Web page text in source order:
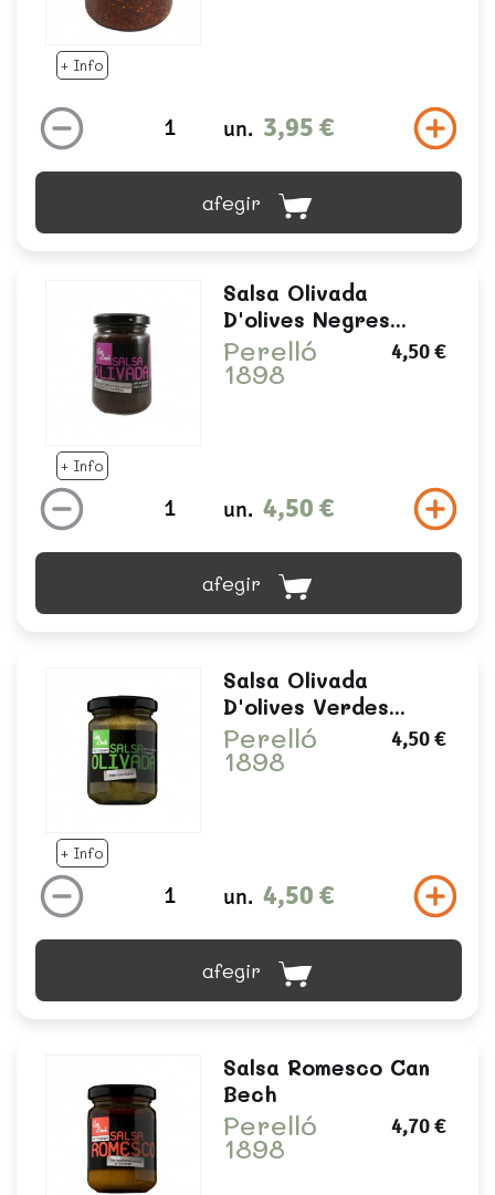
+ Info
un. 3,95 €
afegir
+ Info
Salsa Olivada
D'olives Negres...
Perelló
1898
4,50 €
un. 4,50 €
afegir
+ Info
Salsa Olivada
D'olives Verdes...
Perelló
1898
4,50 €
un. 4,50 €
afegir
Salsa Romesco Can
Bech
Perelló
1898
4,70 €